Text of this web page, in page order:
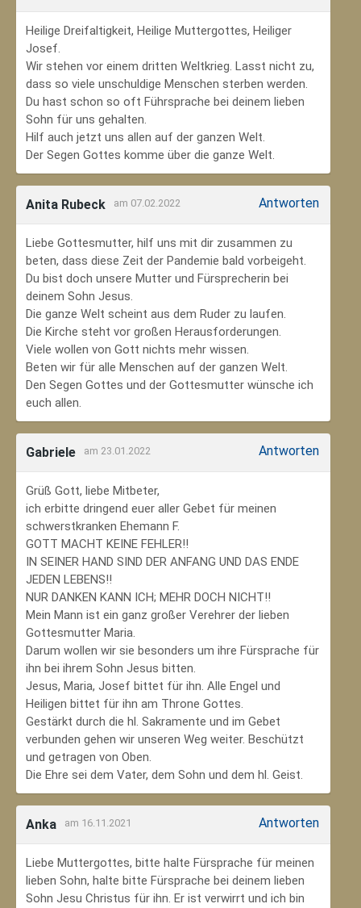
Heilige Dreifaltigkeit, Heilige Muttergottes, Heiliger
Josef.
Wir stehen vor einem dritten Weltkrieg. Lasst nicht zu,
dass so viele unschuldige Menschen sterben werden.
Du hast schon so oft Führsprache bei deinem lieben
Sohn für uns gehalten.
Hilf auch jetzt uns allen auf der ganzen Welt.
Der Segen Gottes komme über die ganze Welt.
Anita Rubeck am 07.02.2022 Antworten
Liebe Gottesmutter, hilf uns mit dir zusammen zu
beten, dass diese Zeit der Pandemie bald vorbeigeht.
Du bist doch unsere Mutter und Fürsprecherin bei
deinem Sohn Jesus.
Die ganze Welt scheint aus dem Ruder zu laufen.
Die Kirche steht vor großen Herausforderungen.
Viele wollen von Gott nichts mehr wissen.
Beten wir für alle Menschen auf der ganzen Welt.
Den Segen Gottes und der Gottesmutter wünsche ich
euch allen.
Gabriele am 23.01.2022 Antworten
Grüß Gott, liebe Mitbeter,
ich erbitte dringend euer aller Gebet für meinen
schwerstkranken Ehemann F.
GOTT MACHT KEINE FEHLER!!
IN SEINER HAND SIND DER ANFANG UND DAS ENDE
JEDEN LEBENS!!
NUR DANKEN KANN ICH; MEHR DOCH NICHT!!
Mein Mann ist ein ganz großer Verehrer der lieben
Gottesmutter Maria.
Darum wollen wir sie besonders um ihre Fürsprache für
ihn bei ihrem Sohn Jesus bitten.
Jesus, Maria, Josef bittet für ihn. Alle Engel und
Heiligen bittet für ihn am Throne Gottes.
Gestärkt durch die hl. Sakramente und im Gebet
verbunden gehen wir unseren Weg weiter. Beschützt
und getragen von Oben.
Die Ehre sei dem Vater, dem Sohn und dem hl. Geist.
Anka am 16.11.2021 Antworten
Liebe Muttergottes, bitte halte Fürsprache für meinen
lieben Sohn, halte bitte Fürsprache bei deinem lieben
Sohn Jesu Christus für ihn. Er ist verwirrt und ich bin